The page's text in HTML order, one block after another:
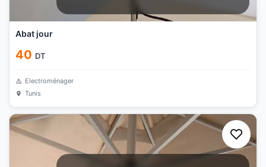
Abat jour
40 DT
Electroménager
Tunis